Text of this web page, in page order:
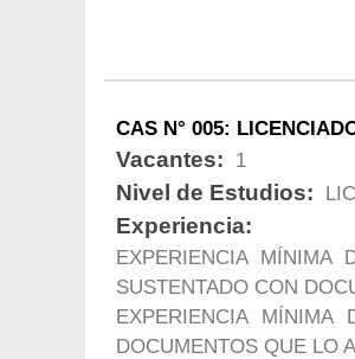
CAS N° 005:
Vacantes: 1
Nivel de Estudios:
Experiencia:
EXPERIENCIA MÍNIMA
SUSTENTADO CON
EXPERIENCIA MÍNIMA
DOCUMENTOS QUE LO